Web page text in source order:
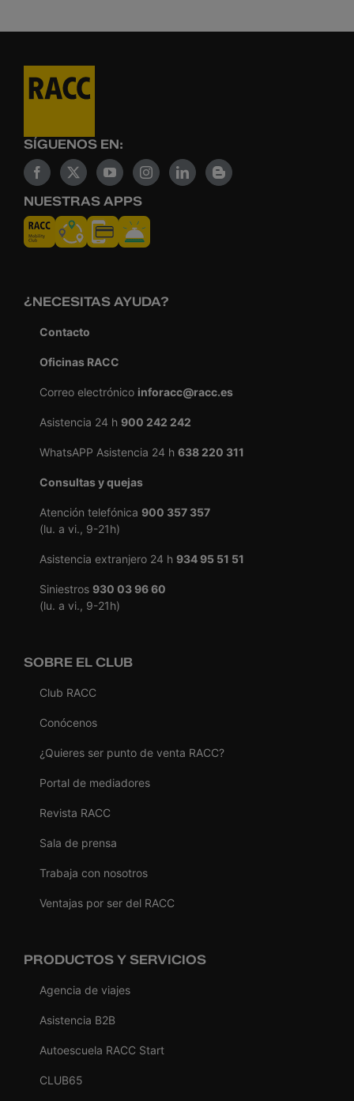
SÍGUENOS EN:
NUESTRAS APPS
¿NECESITAS AYUDA?
Contacto
Oficinas RACC
Correo electrónico inforacc@racc.es
Asistencia 24 h 900 242 242
WhatsAPP Asistencia 24 h 638 220 311
Consultas y quejas
Atención telefónica 900 357 357
(lu. a vi., 9-21h)
Asistencia extranjero 24 h 934 95 51 51
Siniestros 930 03 96 60
(lu. a vi., 9-21h)
SOBRE EL CLUB
Club RACC
Conócenos
¿Quieres ser punto de venta RACC?
Portal de mediadores
Revista RACC
Sala de prensa
Trabaja con nosotros
Ventajas por ser del RACC
PRODUCTOS Y SERVICIOS
Agencia de viajes
Asistencia B2B
Autoescuela RACC Start
CLUB65